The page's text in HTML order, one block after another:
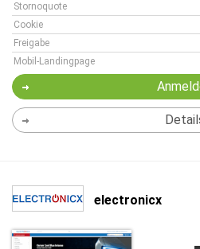
Stornoquote
Cookie
Freigabe
Mobil-Landingpage
electronicx